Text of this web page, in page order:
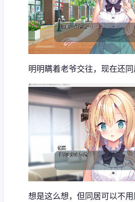
明明瞒着老爷交往，现在还同
想是这么想，但同居可以不